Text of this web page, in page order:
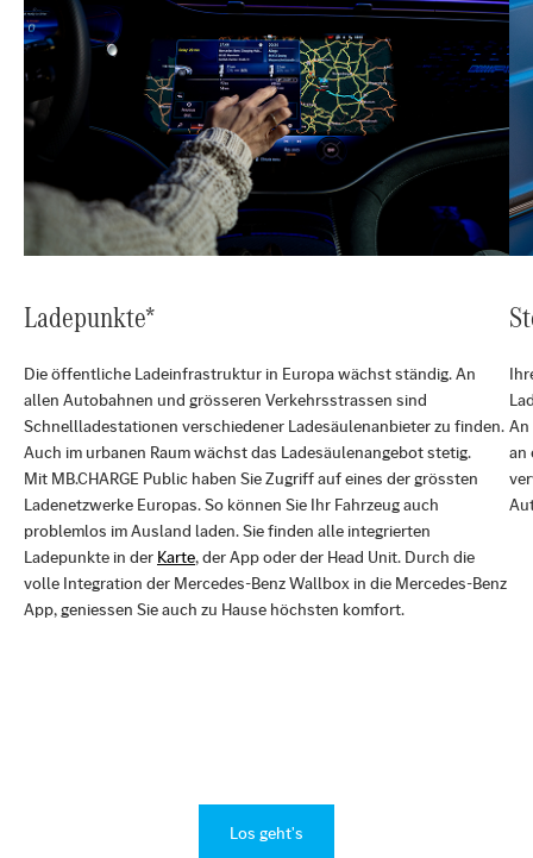
Ladepunkte*
Die öffentliche Ladeinfrastruktur in Europa wächst ständig. An
allen Autobahnen und grösseren Verkehrsstrassen sind
Schnellladestationen verschiedener Ladesäulenanbieter zu finden.
Auch im urbanen Raum wächst das Ladesäulenangebot stetig.
Mit MB.CHARGE Public haben Sie Zugriff auf eines der grössten
Ladenetzwerke Europas. So können Sie Ihr Fahrzeug auch
problemlos im Ausland laden. Sie finden alle integrierten
Ladepunkte in der Karte, der App oder der Head Unit. Durch die
volle Integration der Mercedes-Benz Wallbox in die Mercedes-Benz
App, geniessen Sie auch zu Hause höchsten komfort.
an
Los geht's